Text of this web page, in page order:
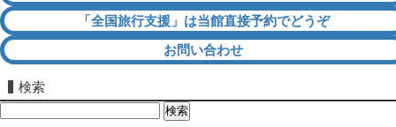
「全国旅行支援」は当館直接予約でどうぞ
お問い合わせ
検索